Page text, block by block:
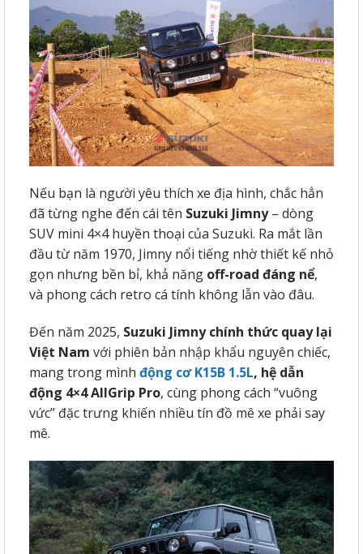
Nếu bạn là người yêu thích xe địa hình, chắc hẳn
đã từng nghe đến cái tên Suzuki Jimny– dòng
SUV mini 4×4 huyền thoại của Suzuki. Ra mắt lần
đầu từ năm 1970, Jimny nổi tiếng nhờ thiết kế nhỏ
gọn nhưng bền bỉ, khả năng off-road đáng nể,
và phong cách retro cá tính không lẫn vào đâu.
Đến năm 2025, Suzuki Jimny chính thức quay lại
Việt Nam với phiên bản nhập khẩu nguyên chiếc,
mang trong mình động cơ K15B 1.5L, hệ dẫn
động 4×4 AllGrip Pro, cùng phong cách “vuông
vức” đặc trưng khiến nhiều tín đồ mê xe phải say
mê.